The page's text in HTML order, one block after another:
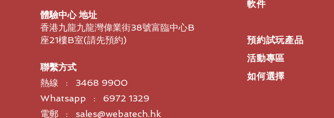
體驗中心 地址
香港九龍九龍灣偉業街38號富臨中心B
座21樓B室​(請先預約)
聯繫方式
熱線 : 3468 9900
Whatsapp : 6972 1329
電郵 : sales@webatech.hk
軟件
預約試玩產品
活動專區
如何選擇